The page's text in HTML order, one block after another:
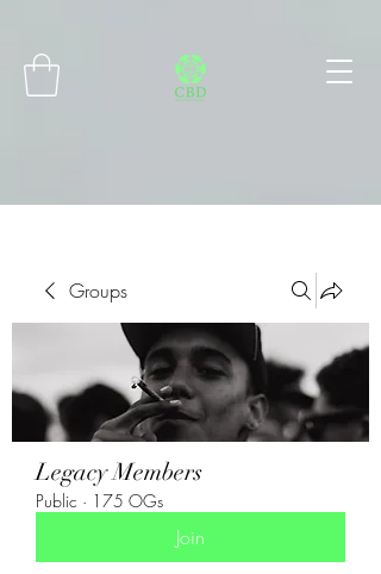
Groups
Legacy Members
Public · 175 OGs
Join